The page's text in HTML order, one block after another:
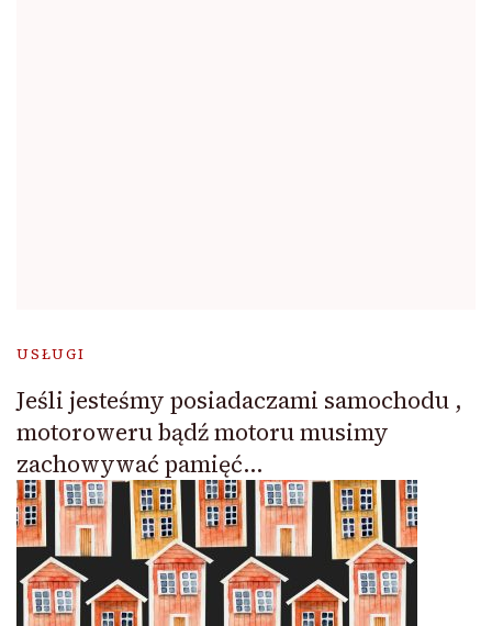
USŁUGI
Jeśli jesteśmy posiadaczami samochodu ,
motoroweru bądź motoru musimy
zachowywać pamięć…